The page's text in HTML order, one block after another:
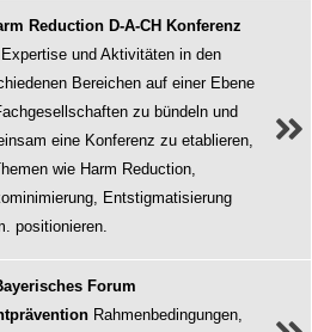
Reduction D-A-CH Konferenz
und Aktivitäten in den
Bereichen auf einer Ebene
zu bündeln und
eine Konferenz zu etablieren,
wie Harm Reduction,
Entstigmatisierung
positionieren.
Forum
Rahmenbedingungen,